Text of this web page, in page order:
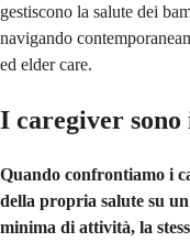
gestiscono la salute dei
navigando
ed elder care.
I caregiver
Quando confrontiamo i
della propria salute su
minima di attività, la